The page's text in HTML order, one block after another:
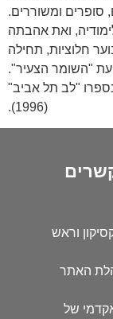
סופרים ומשוררים.
ואת אהבתה
חלוציות, תחילה
"השומר הצעיר".
"לב תל אביב"
(1996).
וראש
האתר
של